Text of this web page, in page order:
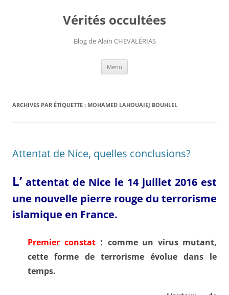
Vérités occultées
Blog de Alain CHEVALÉRIAS
Menu
ARCHIVES PAR ÉTIQUETTE : MOHAMED LAHOUAIEJ BOUHLEL
Attentat de Nice, quelles conclusions?
L’ attentat de Nice le 14 juillet 2016 est
une nouvelle pierre rouge du terrorisme
islamique en France.
Premier constat: comme un virus mutant,
cette forme de terrorisme évolue dans le
temps.